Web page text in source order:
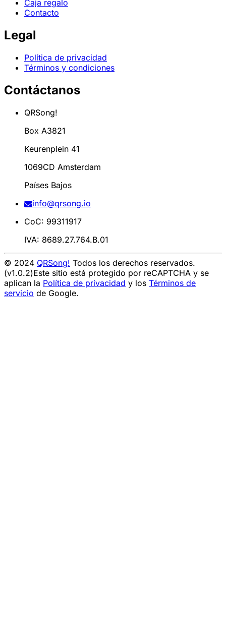
Caja regalo
Contacto
Legal
Política de privacidad
Términos y condiciones
Contáctanos
QRSong!
Box A3821
Keurenplein 41
1069CD Amsterdam
Países Bajos
info@qrsong.io
CoC: 99311917
IVA: 8689.27.764.B.01
© 2024 QRSong! Todos los derechos reservados.
(v1.0.2)Este sitio está protegido por reCAPTCHA y se
aplican la Política de privacidad y los Términos de
servicio de Google.